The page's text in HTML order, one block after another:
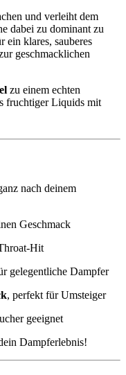
und verleiht dem
dabei zu dominant zu
klares, sauberes
geschmacklichen
zu einem echten
fruchtiger Liquids mit
nach deinem
Geschmack
Hit
gelegentliche Dampfer
, perfekt für Umsteiger
geeignet
Dampferlebnis!